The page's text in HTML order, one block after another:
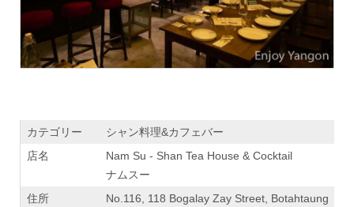
カテゴリー
シャン料理&カフェバー
店名
Nam Su - Shan Tea House & Cocktail
ナムスー
住所
No.116, 118 Bogalay Zay Street, Botahtaung